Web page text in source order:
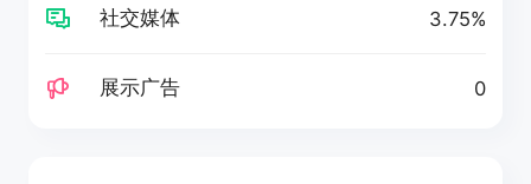
社交媒体 3.75%
展示广告 0